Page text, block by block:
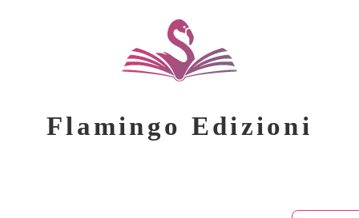
Flamingo Edizioni